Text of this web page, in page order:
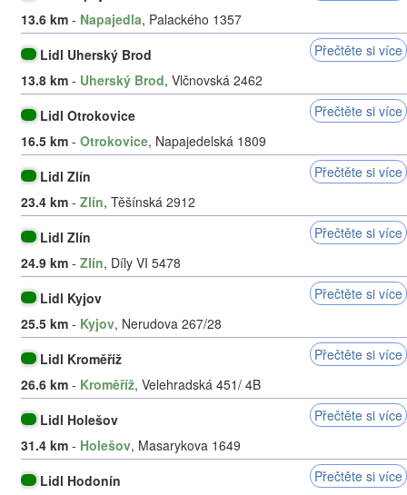
13.6 km - Napajedla, Palackého 1357
Lidl Uherský Brod
Přečtěte si více
13.8 km - Uherský Brod, Vlčnovská 2462
Lidl Otrokovice
Přečtěte si více
16.5 km - Otrokovice, Napajedelská 1809
Lidl Zlín
Přečtěte si více
23.4 km - Zlín, Těšínská 2912
Lidl Zlín
Přečtěte si více
24.9 km - Zlín, Díly VI 5478
Lidl Kyjov
Přečtěte si více
25.5 km - Kyjov, Nerudova 267/28
Lidl Kroměříž
Přečtěte si více
26.6 km - Kroměříž, Velehradská 451/ 4B
Lidl Holešov
Přečtěte si více
31.4 km - Holešov, Masarykova 1649
Lidl Hodonín
Přečtěte si více